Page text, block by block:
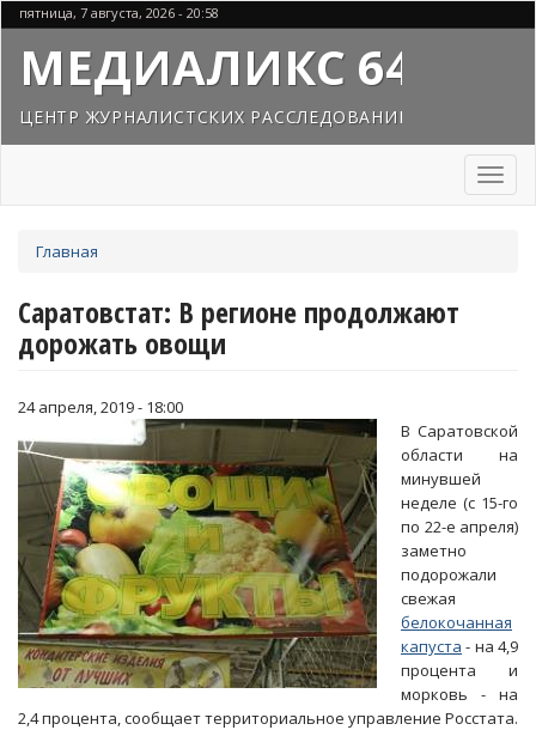
Перейти
к
основному
содержанию
пятница, 7 августа, 2026 - 20:58
МЕДИАЛИКС 64
ЦЕНТР ЖУРНАЛИСТСКИХ РАССЛЕДОВАНИЙ
Toggle
здесь
Главная
Саратовстат: В регионе продолжают
дорожать овощи
24 апреля, 2019 - 18:00
В Саратовской
области на
минувшей
неделе (с 15-го
по 22-е апреля)
заметно
подорожали
свежая
белокочанная
капуста - на 4,9
процента и
морковь - на
2,4 процента, сообщает территориальное управление Росстата.